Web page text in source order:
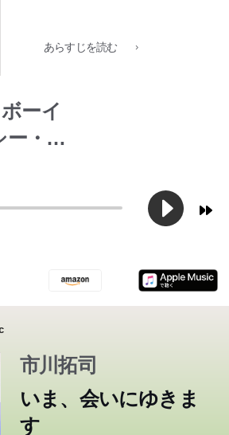
あらすじを読む
ーイ
ー・B.
市川拓司
いま、会いにゆきま
す